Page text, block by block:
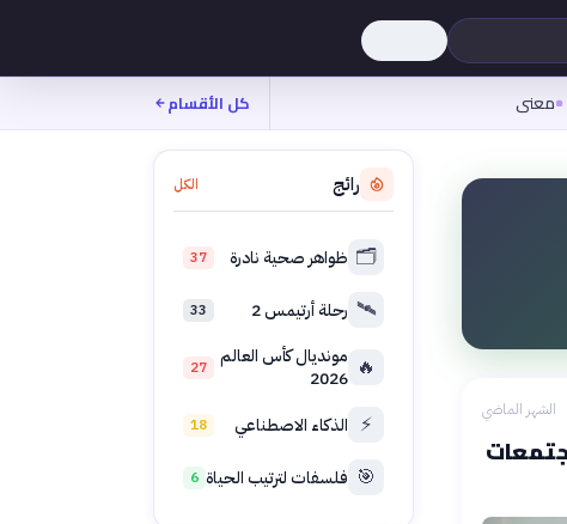
معنى كل الأقسام
الشهر الماضي
رائج الكل
🗂️ ظواهر صحية نادرة 37
🛰️ رحلة أرتيمس 2 33
🔥 مونديال كأس العالم
2026
27
⚡ الذكاء الاصطناعي 18
🎯 فلسفات لترتيب الحياة 6